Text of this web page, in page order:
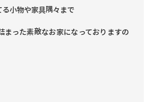
小物や家具隅々まで
まった素敵なお家になっておりますの